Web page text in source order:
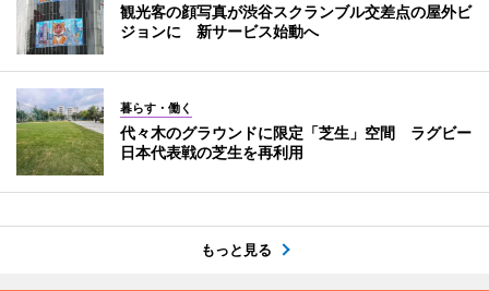
観光客の顔写真が渋谷スクランブル交差点の屋外ビ
ジョンに 新サービス始動へ
暮らす・働く
代々木のグラウンドに限定「芝生」空間 ラグビー
日本代表戦の芝生を再利用
もっと見る